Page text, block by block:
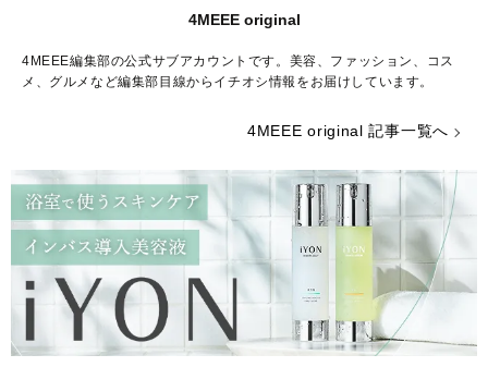
4MEEE original
4MEEE編集部の公式サブアカウントです。美容、ファッション、コス
メ、グルメなど編集部目線からイチオシ情報をお届けしています。
4MEEE original 記事一覧へ